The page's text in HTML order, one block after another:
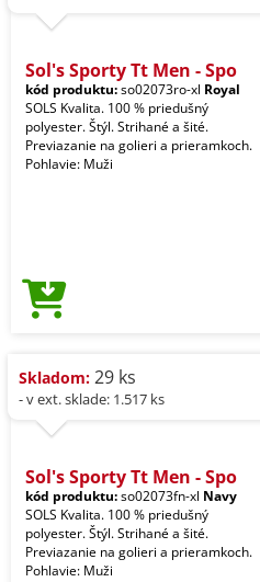
Sol's Sporty Tt Men - Spo
kód produktu:so02073ro-xl Royal
SOLS Kvalita. 100 % priedušný
polyester. Štýl. Strihané a šité.
Previazanie na golieri a prieramkoch.
Pohlavie: Muži
Skladom: 29 ks
- v ext. sklade: 1.517 ks
Sol's Sporty Tt Men - Spo
kód produktu:so02073fn-xl Navy
SOLS Kvalita. 100 % priedušný
polyester. Štýl. Strihané a šité.
Previazanie na golieri a prieramkoch.
Pohlavie: Muži